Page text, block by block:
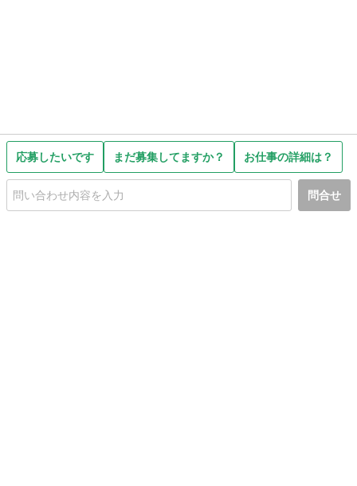
応募したいです まだ募集してますか？ お仕事の詳細は？
問合せ